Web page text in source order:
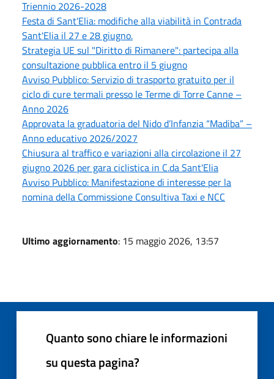
Triennio 2026-2028
Festa di Sant'Elia: modifiche alla viabilità in Contrada
Sant'Elia il 27 e 28 giugno.
Strategia UE sul "Diritto di Rimanere": partecipa alla
consultazione pubblica entro il 5 giugno
Avviso Pubblico: Servizio di trasporto gratuito per il
ciclo di cure termali presso le Terme di Torre Canne –
Anno 2026
Approvata la graduatoria del Nido d’Infanzia “Madiba” –
Anno educativo 2026/2027
Chiusura al traffico e variazioni alla circolazione il 27
giugno 2026 per gara ciclistica in C.da Sant'Elia
Avviso Pubblico: Manifestazione di interesse per la
nomina della Commissione Consultiva Taxi e NCC
Ultimo aggiornamento: 15 maggio 2026, 13:57
Quanto sono chiare le informazioni
su questa pagina?